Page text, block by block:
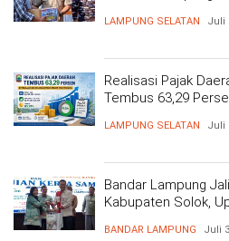
LAMPUNG SELATAN Juli
Realisasi Pajak
Tembus 63,29
LAMPUNG SELATAN Juli
Bandar Lampung
Kabupaten Solok,
BANDAR LAMPUNG Juli